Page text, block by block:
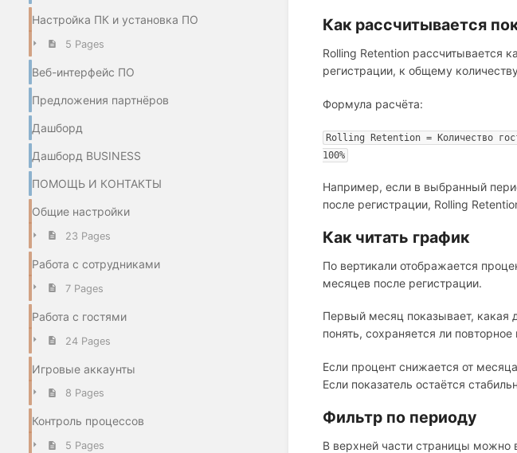
Настройка ПК и установка ПО
5 Pages
Веб-интерфейс ПО
Предложения партнёров
Дашборд
Дашборд BUSINESS
ПОМОЩЬ И КОНТАКТЫ
Общие настройки
23 Pages
Работа с сотрудниками
7 Pages
Работа с гостями
24 Pages
Игровые аккаунты
8 Pages
Контроль процессов
5 Pages
Как рассчитывается
Rolling Retention рассчитывается
регистрации, к общему
Формула расчёта:
Rolling Retention = Количество
100%
Например, если в выбранный
после регистрации, Rolling
Как читать график
По вертикали отображается
месяцев после регистрации.
Первый месяц показывает, какая
понять, сохраняется ли
Если процент снижается от
Если показатель остаётся
Фильтр по периоду
В верхней части страницы можно